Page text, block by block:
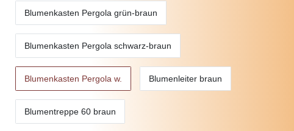
Blumenkasten Pergola grün-braun
Blumenkasten Pergola schwarz-braun
Blumenkasten Pergola w. Blumenleiter braun
Blumentreppe 60 braun